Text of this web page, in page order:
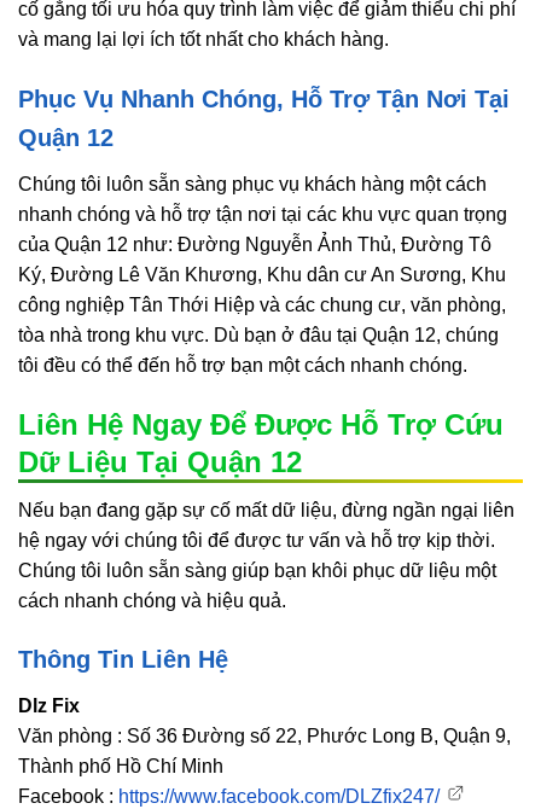
cố gắng tối ưu hóa quy trình làm việc để giảm thiểu chi phí
và mang lại lợi ích tốt nhất cho khách hàng.
Phục Vụ Nhanh Chóng, Hỗ Trợ Tận Nơi Tại
Quận 12
Chúng tôi luôn sẵn sàng phục vụ khách hàng một cách
nhanh chóng và hỗ trợ tận nơi tại các khu vực quan trọng
của Quận 12 như: Đường Nguyễn Ảnh Thủ, Đường Tô
Ký, Đường Lê Văn Khương, Khu dân cư An Sương, Khu
công nghiệp Tân Thới Hiệp và các chung cư, văn phòng,
tòa nhà trong khu vực. Dù bạn ở đâu tại Quận 12, chúng
tôi đều có thể đến hỗ trợ bạn một cách nhanh chóng.
Liên Hệ Ngay Để Được Hỗ Trợ Cứu
Dữ Liệu Tại Quận 12
Nếu bạn đang gặp sự cố mất dữ liệu, đừng ngần ngại liên
hệ ngay với chúng tôi để được tư vấn và hỗ trợ kịp thời.
Chúng tôi luôn sẵn sàng giúp bạn khôi phục dữ liệu một
cách nhanh chóng và hiệu quả.
Thông Tin Liên Hệ
Dlz Fix
Văn phòng : Số 36 Đường số 22, Phước Long B, Quận 9,
Thành phố Hồ Chí Minh
Facebook : https://www.facebook.com/DLZfix247/